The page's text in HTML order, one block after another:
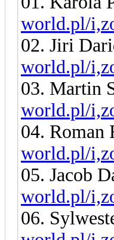
world.pl/
02. Jiri
world.pl/
03. Martin
world.pl/
04.
world.pl/
05. Jacob
world.pl/
06.